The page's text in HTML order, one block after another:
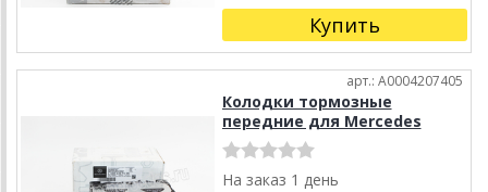
Купить
арт.: A0004207405
Колодки тормозные
передние для Mercedes
На заказ 1 день